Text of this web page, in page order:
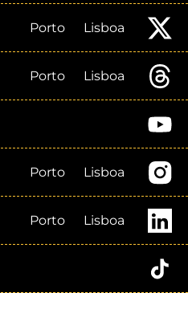
Porto Lisboa
Porto Lisboa
Porto Lisboa
Porto Lisboa